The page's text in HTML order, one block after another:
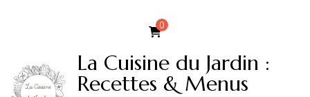
0
La Cuisine du Jardin :
Recettes & Menus